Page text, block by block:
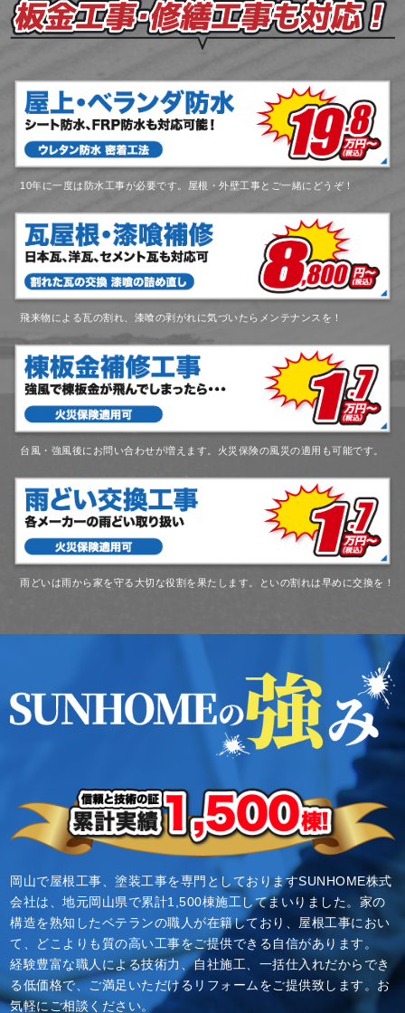
10年に一度は防水工事が必要です。屋根・外壁工事とご一緒にどうぞ！
飛来物による瓦の割れ、漆喰の剥がれに気づいたらメンテナンスを！
台風・強風後にお問い合わせが増えます。火災保険の風災の適用も可能です。
雨どいは雨から家を守る大切な役割を果たします。といの割れは早めに交換を！
岡山で屋根工事、塗装工事を専門としておりますSUNHOME株式
会社は、地元岡山県で累計1,500棟施工してまいりました。家の
構造を熟知したベテランの職人が在籍しており、屋根工事におい
て、どこよりも質の高い工事をご提供できる自信があります。
経験豊富な職人による技術力、自社施工、一括仕入れだからでき
る低価格で、ご満足いただけるリフォームをご提供致します。お
気軽にご相談ください。